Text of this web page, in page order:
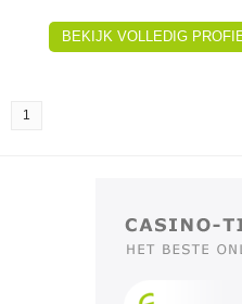
BEKIJK VOLLEDIG
1